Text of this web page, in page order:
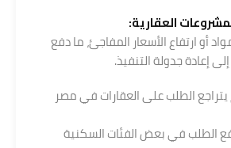
العقارية:
أو ارتفاع الأسعار المفاجئ، ما دفع
إعادة جدولة التنفيذ.
الطلب على العقارات في مصر
الطلب في بعض الفئات السكنية